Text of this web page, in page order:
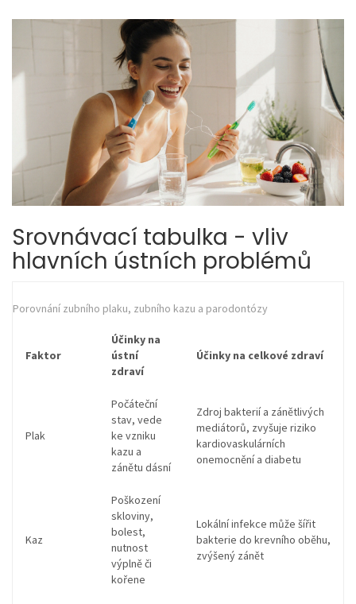
Srovnávací tabulka - vliv
hlavních ústních problémů
Porovnání zubního plaku, zubního kazu a parodontózy
Faktor
Účinky na
ústní
zdraví
Účinky na celkové zdraví
Plak
Počáteční
stav, vede
ke vzniku
kazu a
zánětu dásní
Zdroj bakterií a zánětlivých
mediátorů, zvyšuje riziko
kardiovaskulárních
onemocnění a diabetu
Kaz
Poškození
skloviny,
bolest,
nutnost
výplně či
kořene
Lokální infekce může šířit
bakterie do krevního oběhu,
zvýšený zánět